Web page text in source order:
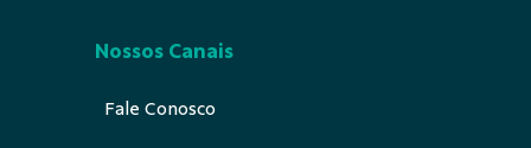
Nossos Canais
Fale Conosco